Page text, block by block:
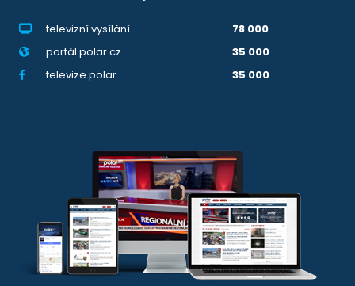
televizní vysílání
78 000
portál polar.cz
35 000
televize.polar
35 000